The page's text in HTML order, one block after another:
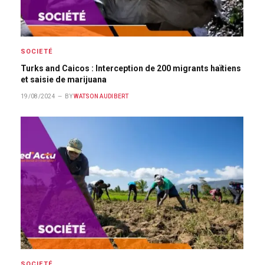
SOCIETÉ
Turks and Caicos : Interception de 200 migrants haïtiens
et saisie de marijuana
19/08/2024 BY WATSON AUDIBERT